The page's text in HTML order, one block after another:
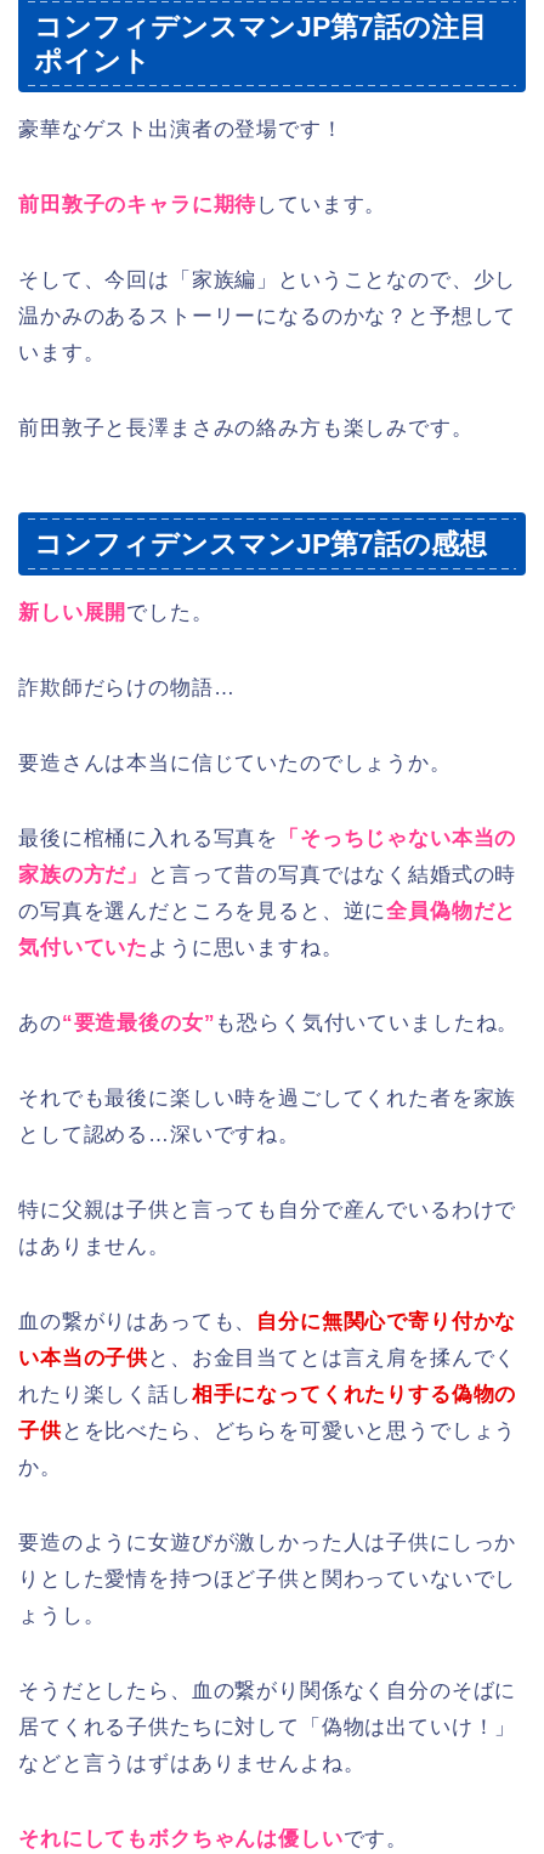
コンフィデンスマンJP第7話の注目
ポイント
豪華なゲスト出演者の登場です！
前田敦子のキャラに期待しています。
そして、今回は「家族編」ということなので、少し
温かみのあるストーリーになるのかな？と予想して
います。
前田敦子と長澤まさみの絡み方も楽しみです。
コンフィデンスマンJP第7話の感想
新しい展開 でした。
詐欺師だらけの物語…
要造さんは本当に信じていたのでしょうか。
最後に棺桶に入れる写真を
「そっちじゃない本当の
家族の方だ」
と言って昔の写真ではなく結婚式の時
の写真を選んだところを見ると、逆に全員偽物だと
気付いていた ように思いますね。
あの“要造最後の女” も恐らく気付いていましたね。
それでも最後に楽しい時を過ごしてくれた者を家族
として認める…深いですね。
特に父親は子供と言っても自分で産んでいるわけで
はありません。
血の繋がりはあっても、 自分に無関心で寄り付かな
い本当の子供と、お金目当てとは言え肩を揉んでく
れたり楽しく話し相手になってくれたりする偽物の
子供とを比べたら、どちらを可愛いと思うでしょう
か。
要造のように女遊びが激しかった人は子供にしっか
りとした愛情を持つほど子供と関わっていないでし
ょうし。
そうだとしたら、血の繋がり関係なく自分のそばに
居てくれる子供たちに対して「偽物は出ていけ！」
などと言うはずはありませんよね。
それにしてもボクちゃんは優しいです。